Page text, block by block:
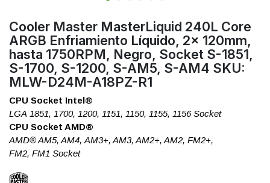
Cooler Master MasterLiquid 240L Core
ARGB Enfriamiento Líquido, 2x 120mm,
hasta 1750RPM, Negro, Socket S-1851,
S-1700, S-1200, S-AM5, S-AM4 SKU:
MLW-D24M-A18PZ-R1
CPU Socket Intel®
LGA 1851, 1700, 1200, 1151, 1150, 1155, 1156 Socket
CPU Socket AMD®
AMD® AM5, AM4, AM3+, AM3, AM2+, AM2, FM2+,
FM2, FM1 Socket